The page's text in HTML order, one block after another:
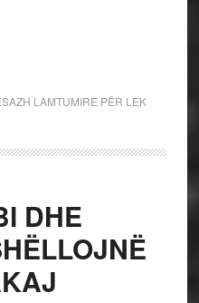
LAMTUMIRE PËR LEK
DHE